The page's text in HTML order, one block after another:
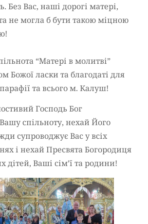
Без Вас, наші дорогі матері,
не могла б бути такою міцною
“Матері в молитві”
Божої ласки та благодаті для
та всього м. Калуш!
Господь Бог
спільноту, нехай Його
супроводжує Вас у всіх
і нехай Пресвята Богородиця
дітей, Ваші сім’ї та родини!